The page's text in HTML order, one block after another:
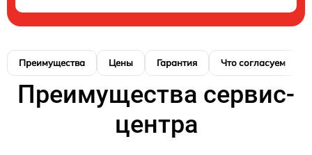
Преимущества Цены Гарантия Что согласуем
Преимущества сервис-
центра